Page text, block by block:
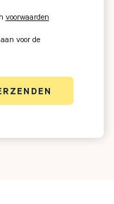
voorwaarden
voor de